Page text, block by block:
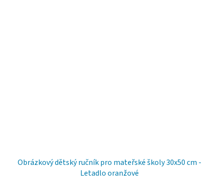
Obrázkový dětský ručník pro mateřské školy 30x50 cm -
Letadlo oranžové